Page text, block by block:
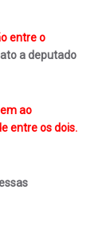
entre o
a deputado
ao
entre os dois.